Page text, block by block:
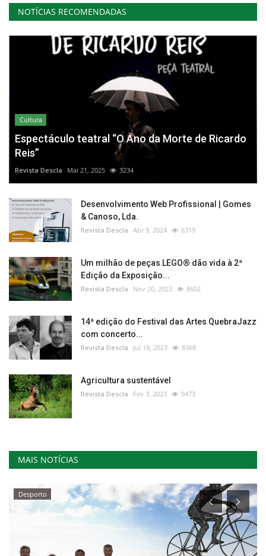
NOTÍCIAS RECOMENDADAS
Cultura
Espectáculo teatral “O Ano da Morte de Ricardo
Reis”
Revista Descla Mai 21, 2025 3234
Desenvolvimento Web Profissional | Gomes
& Canoso, Lda.
Revista Descla Abr 9, 2024 6319
Um milhão de peças LEGO® dão vida à 2ª
Edição da Exposição...
Revista Descla Nov 20, 2023 8602
14ª edição do Festival das Artes QuebraJazz
com concerto...
Revista Descla Jul 18, 2023 8368
Agricultura sustentável
Revista Descla Fev 3, 2023 9473
MAIS NOTÍCIAS
Desporto